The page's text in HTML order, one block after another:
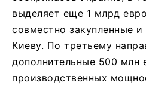
выделяет еще 1 млрд
совместно закупленные
Киеву. По третьему
дополнительные 500 млн
производственных